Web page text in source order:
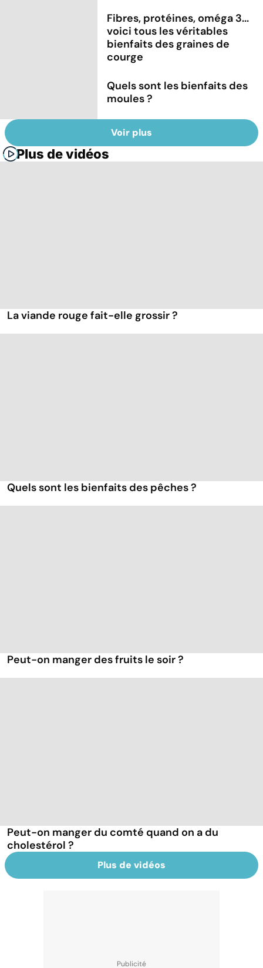
Fibres, protéines, oméga 3...
voici tous les véritables
bienfaits des graines de
courge
Quels sont les bienfaits des
moules ?
Voir plus
Plus de vidéos
La viande rouge fait-elle grossir ?
Quels sont les bienfaits des pêches ?
Peut-on manger des fruits le soir ?
Peut-on manger du comté quand on a du
cholestérol ?
Plus de vidéos